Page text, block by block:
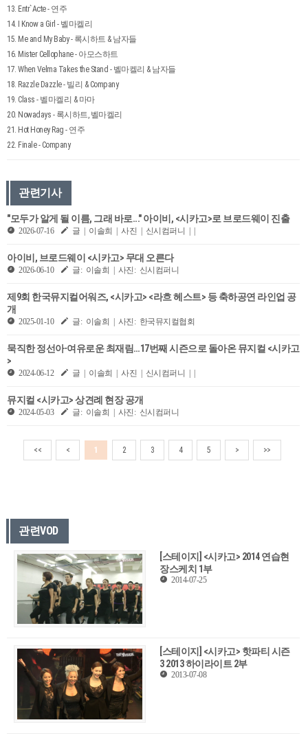
13. Entr`Acte - 연주
14. I Know a Girl - 벨마켈리
15. Me and My Baby - 록시하트 & 남자들
16. Mister Cellophane - 아모스하트
17. When Velma Takes the Stand - 벨마켈리 & 남자들
18. Razzle Dazzle - 빌리 & Company
19. Class - 벨마켈리 & 마마
20. Nowadays - 록시하트, 벨마켈리
21. Hot Honey Rag - 연주
22. Finale - Company
관련기사
"모두가 알게 될 이름, 그래 바로..." 아이비, <시카고>로 브로드웨이 진출
2026-07-16 글 | 이솔희 | 사진 | 신시컴퍼니 | |
아이비, 브로드웨이 <시카고> 무대 오른다
2026-06-10 글: 이솔희 | 사진: 신시컴퍼니
제9회 한국뮤지컬어워즈, <시카고> <라흐 헤스트> 등 축하공연 라인업 공
개
2025-01-10 글: 이솔희 | 사진: 한국뮤지컬협회
묵직한 정선아∙여유로운 최재림…17번째 시즌으로 돌아온 뮤지컬 <시카고
>
2024-06-12 글 | 이솔희 | 사진 | 신시컴퍼니 | |
뮤지컬 <시카고> 상견례 현장 공개
2024-05-03 글: 이솔희 | 사진: 신시컴퍼니
<< < 1 2 3 4 5 > >>
관련VOD
[스테이지] <시카고> 2014 연습현
장스케치 1부
2014-07-25
[스테이지] <시카고> 핫파티 시즌
3 2013 하이라이트 2부
2013-07-08